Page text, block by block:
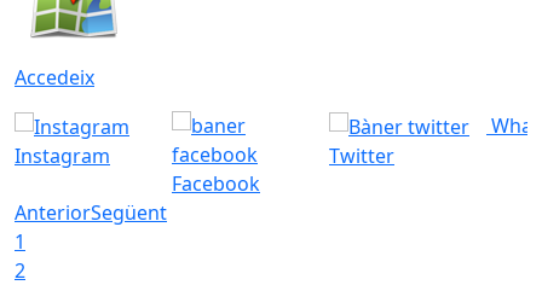
Accedeix
Instagram
Facebook
Twitter
AnteriorSegüent
1
2